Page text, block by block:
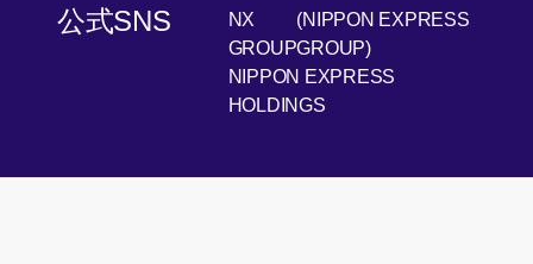
公式SNS
LinkedIn
NX
GROUP
(NIPPON EXPRESS
GROUP)
Youtube
NIPPON EXPRESS
HOLDINGS